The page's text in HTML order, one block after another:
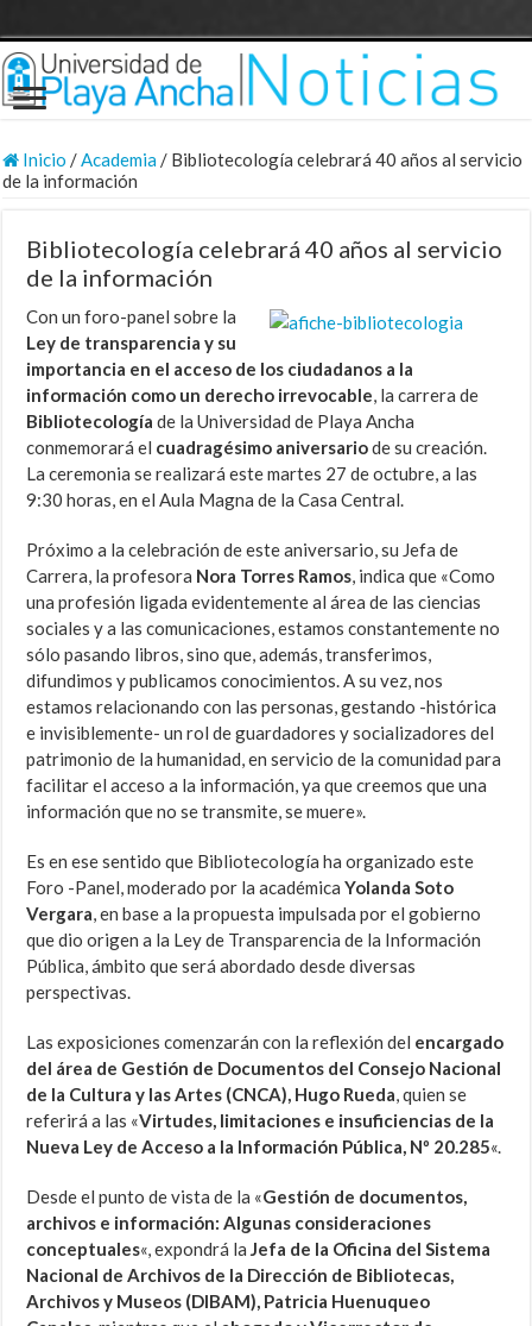
Inicio /Academia/ Bibliotecología celebrará 40 años al servicio
de la información
Bibliotecología celebrará 40 años al servicio
de la información
Con un foro-panel sobre la
Ley de transparencia y su
importancia en el acceso de los ciudadanos a la
información como un derecho irrevocable, la carrera de
Bibliotecología de la Universidad de Playa Ancha
conmemorará el cuadragésimo aniversariode su creación.
La ceremonia se realizará este martes 27 de octubre, a las
9:30 horas, en el Aula Magna de la Casa Central.
Próximo a la celebración de este aniversario, su Jefa de
Carrera, la profesora Nora Torres Ramos, indica que «Como
una profesión ligada evidentemente al área de las ciencias
sociales y a las comunicaciones, estamos constantemente no
sólo pasando libros, sino que, además, transferimos,
difundimos y publicamos conocimientos. A su vez, nos
estamos relacionando con las personas, gestando -histórica
e invisiblemente- un rol de guardadores y socializadores del
patrimonio de la humanidad, en servicio de la comunidad para
facilitar el acceso a la información, ya que creemos que una
información que no se transmite, se muere».
Es en ese sentido que Bibliotecología ha organizado este
Foro -Panel, moderado por la académicaYolanda Soto
Vergara, en base a la propuesta impulsada por el gobierno
que dio origen a la Ley de Transparencia de la Información
Pública, ámbito que será abordado desde diversas
perspectivas.
Las exposiciones comenzarán con la reflexión del encargado
del área de Gestión de Documentos del Consejo Nacional
de la Cultura y las Artes (CNCA), Hugo Rueda, quien se
referirá a las «Virtudes, limitaciones e insuficiencias de la
Nueva Ley de Acceso a la Información Pública, Nº 20.285«.
Desde el punto de vista de la «Gestión de documentos,
archivos e información: Algunas consideraciones
conceptuales«, expondrá laJefa de la Oficina del Sistema
Nacional de Archivos de la Dirección de Bibliotecas,
Archivos y Museos (DIBAM), Patricia Huenuqueo